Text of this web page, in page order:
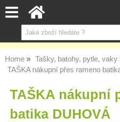
Home Tašky, batohy, pytle, vaky
TAŠKA nákupní přes rameno
TAŠKA nákupní
batika DUHOVÁ